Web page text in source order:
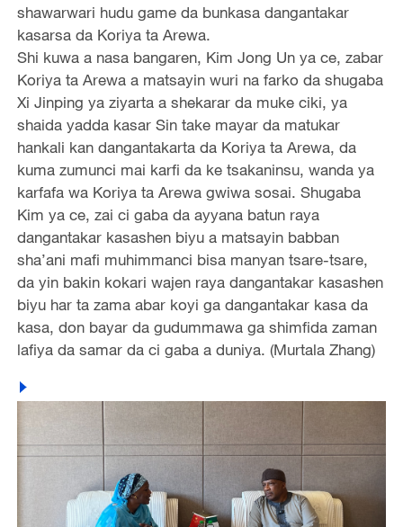
shawarwari hudu game da bunkasa dangantakar
kasarsa da Koriya ta Arewa.
Shi kuwa a nasa bangaren, Kim Jong Un ya ce, zabar
Koriya ta Arewa a matsayin wuri na farko da shugaba
Xi Jinping ya ziyarta a shekarar da muke ciki, ya
shaida yadda kasar Sin take mayar da matukar
hankali kan dangantakarta da Koriya ta Arewa, da
kuma zumunci mai karfi da ke tsakaninsu, wanda ya
karfafa wa Koriya ta Arewa gwiwa sosai. Shugaba
Kim ya ce, zai ci gaba da ayyana batun raya
dangantakar kasashen biyu a matsayin babban
sha’ani mafi muhimmanci bisa manyan tsare-tsare,
da yin bakin kokari wajen raya dangantakar kasashen
biyu har ta zama abar koyi ga dangantakar kasa da
kasa, don bayar da gudummawa ga shimfida zaman
lafiya da samar da ci gaba a duniya. (Murtala Zhang)